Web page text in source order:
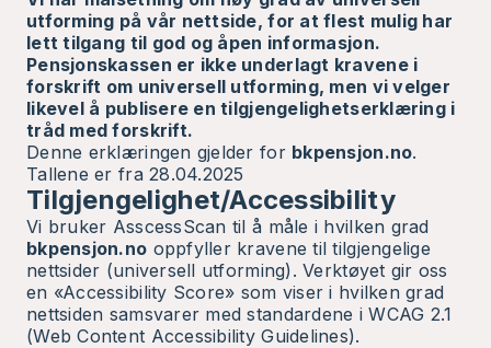
utforming på vår nettside, for at flest mulig har
lett tilgang til god og åpen informasjon.
Pensjonskassen er ikke underlagt kravene i
forskrift om universell utforming, men vi velger
likevel å publisere en tilgjengelighetserklæring i
tråd med forskrift.
Denne erklæringen gjelder for bkpensjon.no.
Tallene er fra 28.04.2025
Tilgjengelighet/Accessibility
Vi bruker AsscessScan til å måle i hvilken grad
bkpensjon.no oppfyller kravene til tilgjengelige
nettsider (universell utforming). Verktøyet gir oss
en «Accessibility Score» som viser i hvilken grad
nettsiden samsvarer med standardene i WCAG 2.1
(Web Content Accessibility Guidelines).